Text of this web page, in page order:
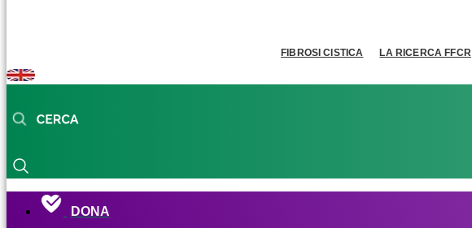
FIBROSI CISTICA LA RICERCA FFCR
DONA